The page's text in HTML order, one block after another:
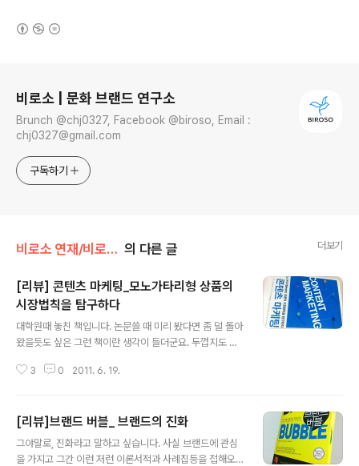
비로소 | 문화 브랜드 연구소
Brunch @chj0327, Facebook @biroso, Email :
chj0327@gmail.com
구독하기
비로소 연재/비로소 책방 의 다른 글 더보기
[리뷰] 콘텐츠 마케팅_모노가타리형 상품의
시장법칙을 탐구하다
대학원때 놓친 책입니다. 논문쓸 때 미리 봤다면 좀 덜 돌아
왔을듯도 싶은 그런 책이란 생각이 들더군요. 두껍지도 않
우리가 가장 필요로 하는 상품들에 대한 그 마케팅을 논하
도 모르지만, 그것을 하나하나 정리하고(일본사람들은 그
런 것에 좀 특기가 있는 듯합니다.) 앞으로 새로운 마케팅을
실천할 때 참고할 만한 것들을 많이 제시해주었습니다. 새
3 0 2011. 6. 19.
[리뷰]브랜드 버블_ 브랜드의 진화
그야말로, 진화라고 말하고 싶습니다. 사실 브랜드에 관심
을 가지고 그간 이런 저런 이론서적과 사례집등을 접해오